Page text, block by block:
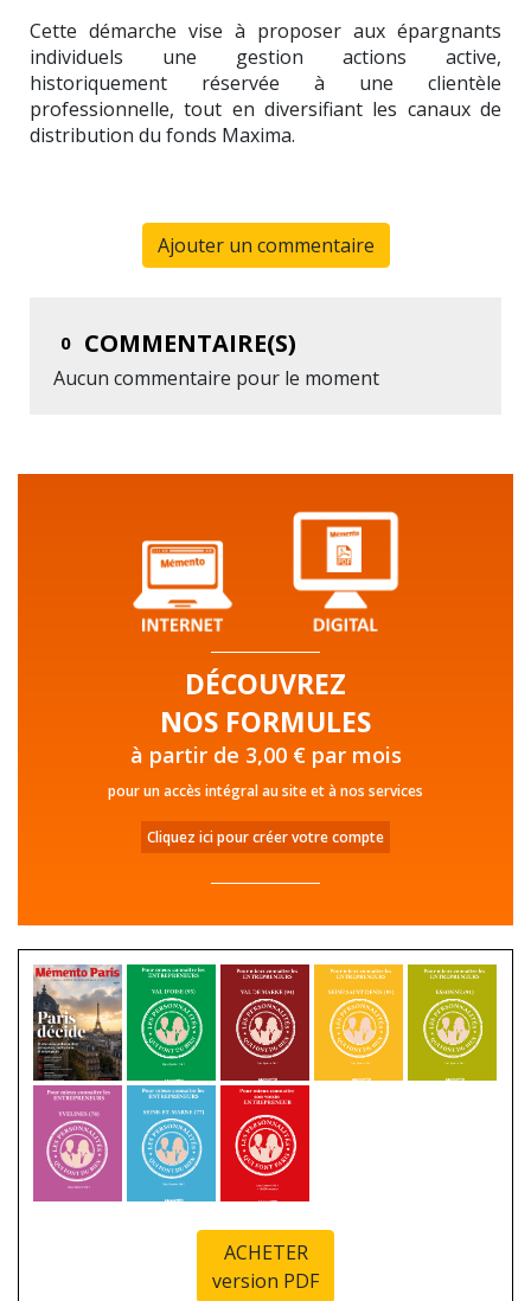
Cette démarche vise à proposer aux épargnants
individuels une gestion actions active,
historiquement réservée à une clientèle
professionnelle, tout en diversifiant les canaux de
distribution du fonds Maxima.
Ajouter un commentaire
0 COMMENTAIRE(S)
Aucun commentaire pour le moment
DÉCOUVREZ
NOS FORMULES
à partir de 3,00 € par mois
pour un accès intégral au site et à nos services
Cliquez ici pour créer votre compte
ACHETER
version PDF